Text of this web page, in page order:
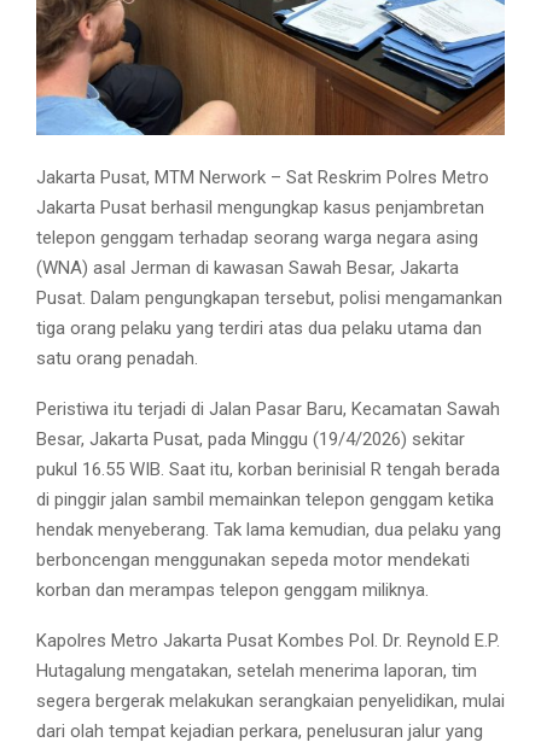
Jakarta Pusat, MTM Nerwork – Sat Reskrim Polres Metro
Jakarta Pusat berhasil mengungkap kasus penjambretan
telepon genggam terhadap seorang warga negara asing
(WNA) asal Jerman di kawasan Sawah Besar, Jakarta
Pusat. Dalam pengungkapan tersebut, polisi mengamankan
tiga orang pelaku yang terdiri atas dua pelaku utama dan
satu orang penadah.
Peristiwa itu terjadi di Jalan Pasar Baru, Kecamatan Sawah
Besar, Jakarta Pusat, pada Minggu (19/4/2026) sekitar
pukul 16.55 WIB. Saat itu, korban berinisial R tengah berada
di pinggir jalan sambil memainkan telepon genggam ketika
hendak menyeberang. Tak lama kemudian, dua pelaku yang
berboncengan menggunakan sepeda motor mendekati
korban dan merampas telepon genggam miliknya.
Kapolres Metro Jakarta Pusat Kombes Pol. Dr. Reynold E.P.
Hutagalung mengatakan, setelah menerima laporan, tim
segera bergerak melakukan serangkaian penyelidikan, mulai
dari olah tempat kejadian perkara, penelusuran jalur yang